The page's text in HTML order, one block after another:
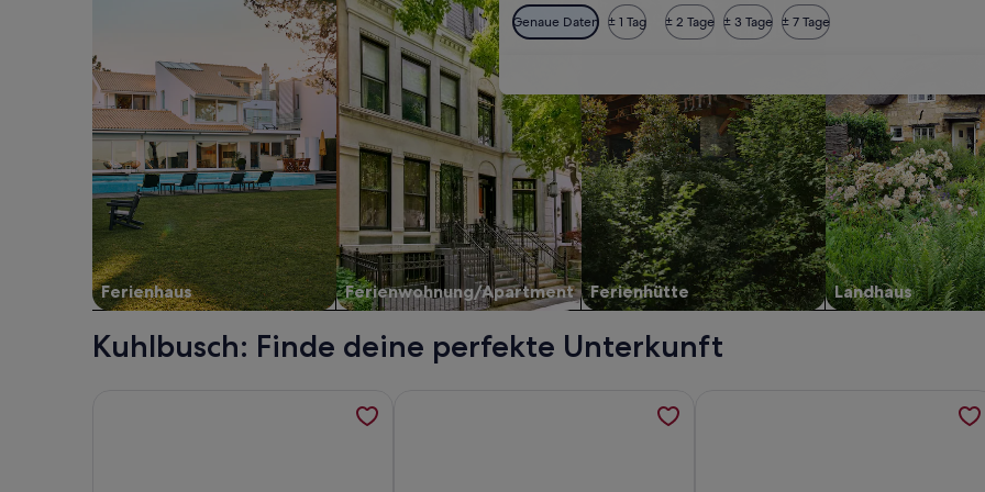
Genaue Daten ± 1 Tag ± 2 Tage ± 3 Tage ± 7 Tage
Ferienhaus Ferienwohnung/Apartment Ferienhütte Landhaus
Kuhlbusch: Finde deine perfekte Unterkunft